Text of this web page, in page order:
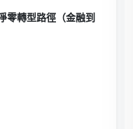
零轉型路徑（金融到